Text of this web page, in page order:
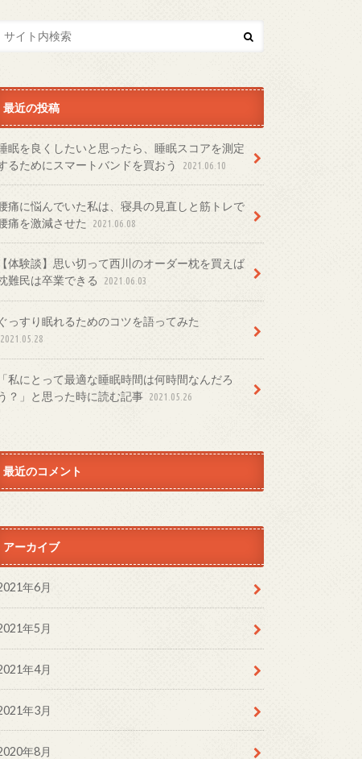
最近の投稿
眠を良くしたいと思ったら、睡眠スコアを測定
るためにスマートバンドを買おう
2021.06.10
痛に悩んでいた私は、寝具の見直しと筋トレで
痛を激減させた
2021.06.08
【体験談】思い切って西川のオーダー枕を買えば
難民は卒業できる
2021.06.03
ぐっすり眠れるためのコツを語ってみた
2021.05.28
「私にとって最適な睡眠時間は何時間なんだろ
？」と思った時に読む記事 2021.05.26
最近のコメント
アーカイブ
年6月
年5月
年4月
年3月
年8月